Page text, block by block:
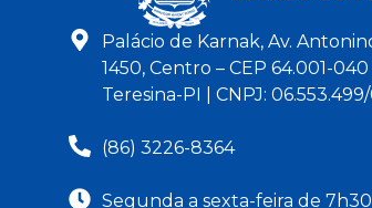
Palácio de Karnak, Av.
1450, Centro – CEP 64.001-040
Teresina-PI | CNPJ:
(86) 3226-8364
Segunda a sexta-feira de 7h30